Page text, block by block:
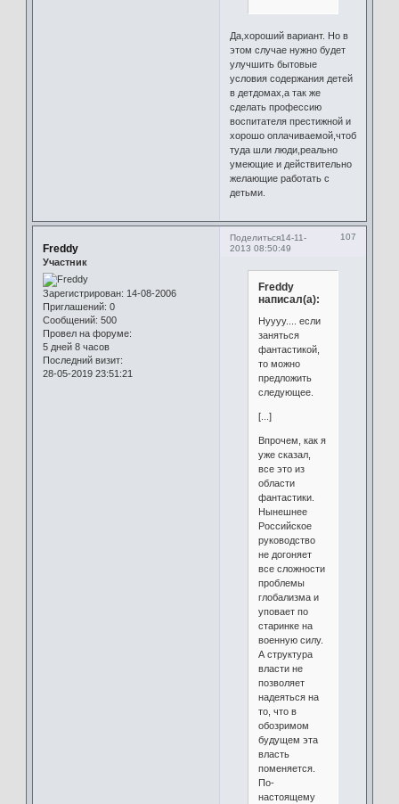
Да,хороший вариант. Но в
этом случае нужно будет
улучшить бытовые
условия содержания детей
в детдомах,а так же
сделать профессию
воспитателя престижной и
хорошо оплачиваемой,чтоб
туда шли люди,реально
умеющие и действительно
желающие работать с
детьми.
Поделиться 107
14-11-
2013 08:50:49
Freddy
Участник
Зарегистрирован: 14-08-2006
Приглашений: 0
Сообщений: 500
Провел на форуме:
5 дней 8 часов
Последний визит:
28-05-2019 23:51:21
Freddy
написал(а):
Нуууу.... если
заняться
фантастикой,
то можно
предложить
следующее.
[...]
Впрочем, как я
уже сказал,
все это из
области
фантастики.
Нынешнее
Российское
руководство
не догоняет
все сложности
проблемы
глобализма и
уповает по
старинке на
военную силу.
А структура
власти не
позволяет
надеяться на
то, что в
обозримом
будущем эта
власть
поменяется.
По-
настоящему